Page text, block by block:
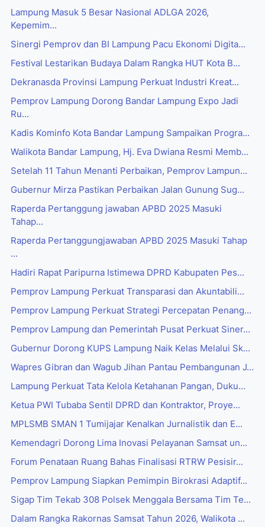
Lampung Masuk 5 Besar Nasional ADLGA 2026,
Kepemim...
Sinergi Pemprov dan BI Lampung Pacu Ekonomi Digita...
Festival Lestarikan Budaya Dalam Rangka HUT Kota B...
Dekranasda Provinsi Lampung Perkuat Industri Kreat...
Pemprov Lampung Dorong Bandar Lampung Expo Jadi
Ru...
Kadis Kominfo Kota Bandar Lampung Sampaikan Progra...
Walikota Bandar Lampung, Hj. Eva Dwiana Resmi Memb...
Setelah 11 Tahun Menanti Perbaikan, Pemprov Lampun...
Gubernur Mirza Pastikan Perbaikan Jalan Gunung Sug...
Raperda Pertanggung jawaban APBD 2025 Masuki
Tahap...
Raperda Pertanggungjawaban APBD 2025 Masuki Tahap
...
Hadiri Rapat Paripurna Istimewa DPRD Kabupaten Pes...
Pemprov Lampung Perkuat Transparasi dan Akuntabili...
Pemprov Lampung Perkuat Strategi Percepatan Penang...
Pemprov Lampung dan Pemerintah Pusat Perkuat Siner...
Gubernur Dorong KUPS Lampung Naik Kelas Melalui Sk...
Wapres Gibran dan Wagub Jihan Pantau Pembangunan J...
Lampung Perkuat Tata Kelola Ketahanan Pangan, Duku...
Ketua PWI Tubaba Sentil DPRD dan Kontraktor, Proye...
MPLSMB SMAN 1 Tumijajar Kenalkan Jurnalistik dan E...
Kemendagri Dorong Lima Inovasi Pelayanan Samsat un...
Forum Penataan Ruang Bahas Finalisasi RTRW Pesisir...
Pemprov Lampung Siapkan Pemimpin Birokrasi Adaptif...
Sigap Tim Tekab 308 Polsek Menggala Bersama Tim Te...
Dalam Rangka Rakornas Samsat Tahun 2026, Walikota ...